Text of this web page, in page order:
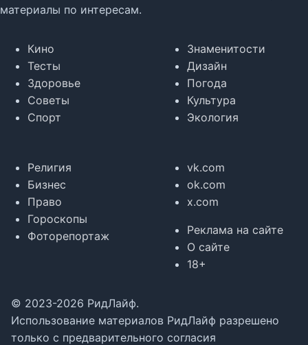
материалы по интересам.
Кино
Тесты
Здоровье
Советы
Спорт
Знаменитости
Дизайн
Погода
Культура
Экология
Религия
Бизнес
Право
Гороскопы
Фоторепортаж
vk.com
ok.com
x.com
Реклама на сайте
О сайте
18+
© 2023-2026 РидЛайф.
Использование материалов РидЛайф разрешено
только с предварительного согласия